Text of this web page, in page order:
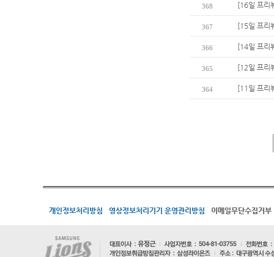
368 [16일 프리
367 [15일 프리
366 [14일 프리
365 [12일 프리
364 [11일 프리
개인정보처리방침 영상정보처리기기 운영관리방침 이메일무단수집거부